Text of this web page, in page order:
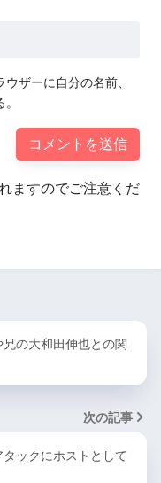
ザーに自分の名前、
ますのでご注意くだ
の大和田伸也との関
次の記事
ックにホストとして